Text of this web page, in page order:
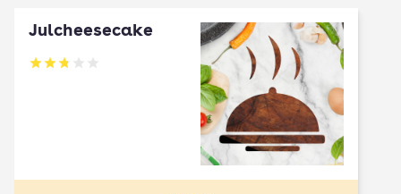
Julcheesecake
Betyg: 2.8 av 5